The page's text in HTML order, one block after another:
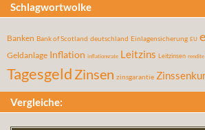
Schlagwortwolke
Banken Bank of Scotland deutschland Einlagensicherung EU
Geldanlage Inflation inflationsrate Leitzins Leitzinsen rendite
Tagesgeld Zinsen zinsgarantie
Vergleiche: